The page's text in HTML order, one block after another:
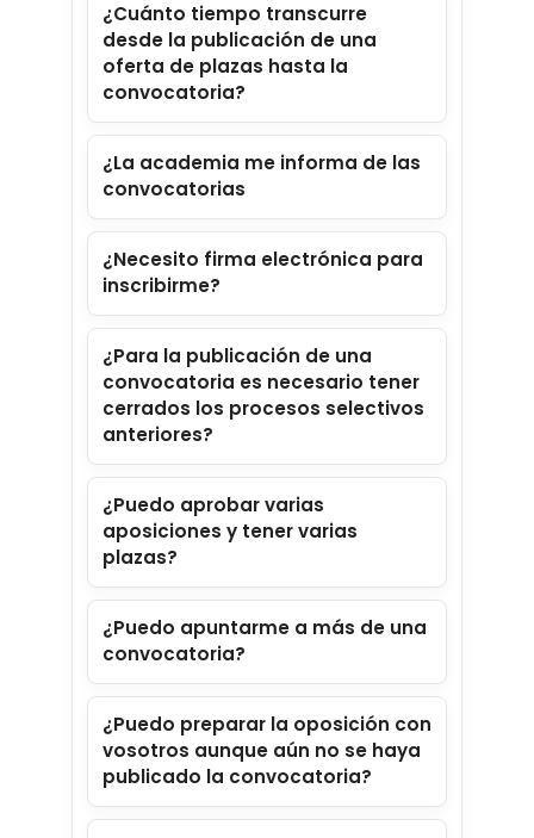
Generador de test inteligente:
crea test personalizados con
tus preguntas falladas, difíciles
o no vistas, para que mejores
justo donde lo necesitas.
Seguimiento automático del
rendimiento: analiza tus
resultados y te muestra tu
evolución.
Acceso 24/7 desde cualquier
dispositivo.
Material actualizado
constantemente, con vídeos,
apuntes y test revisados por
nuestros docentes.
Foros y mensajería interna para
comunicarte con profesores y
compañeros.
¿Cuánto tiempo transcurre
desde la publicación de una
oferta de plazas hasta la
convocatoria?
¿La academia me informa de las
convocatorias
BuscaOpos.
¿Necesito firma electrónica para
inscribirme?
Pinche Aquí
¿Para la publicación de una
convocatoria es necesario tener
cerrados los procesos selectivos
anteriores?
¿Puedo aprobar varias
aposiciones y tener varias
plazas?
¿Puedo apuntarme a más de una
convocatoria?
¿Puedo preparar la oposición con
vosotros aunque aún no se haya
publicado la convocatoria?